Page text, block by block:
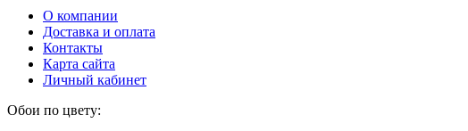
О компании
Доставка и оплата
Контакты
Карта сайта
Личный кабинет
Обои по цвету: